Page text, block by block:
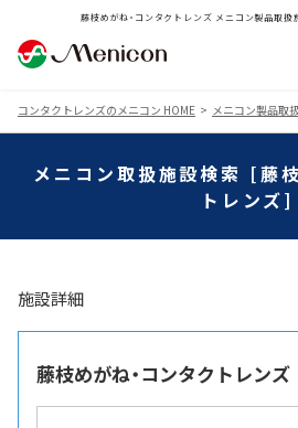
藤枝めがね・コンタクトレンズ メニコン製品取
コンタクトレンズのメニコン HOME メニコン製品取
メニコン取扱施設検索 [藤
トレンズ]
施設詳細
藤枝めがね・コンタクトレンズ